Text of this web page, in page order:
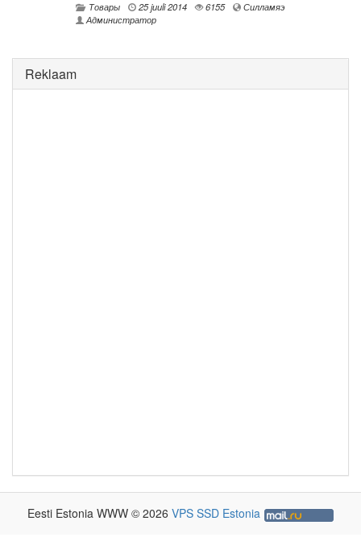
Товары 25 juuli 2014 6155
Силламяэ
Администратор
Reklaam
Eesti Estonia WWW © 2026 VPS SSD Estonia